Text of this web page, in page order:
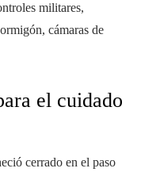
militares,
cámaras de
el cuidado
cerrado en el paso